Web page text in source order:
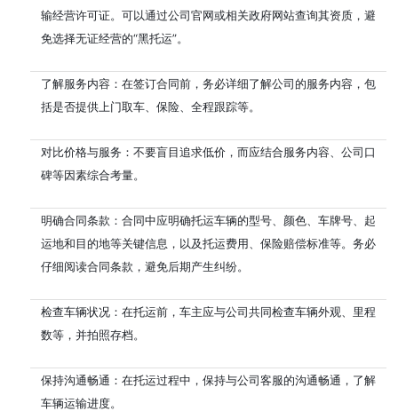
输经营许可证。可以通过公司官网或相关政府网站查询其资质，避
免选择无证经营的“黑托运”。
了解服务内容：在签订合同前，务必详细了解公司的服务内容，包
括是否提供上门取车、保险、全程跟踪等。
对比价格与服务：不要盲目追求低价，而应结合服务内容、公司口
碑等因素综合考量。
明确合同条款：合同中应明确托运车辆的型号、颜色、车牌号、起
运地和目的地等关键信息，以及托运费用、保险赔偿标准等。务必
仔细阅读合同条款，避免后期产生纠纷。
检查车辆状况：在托运前，车主应与公司共同检查车辆外观、里程
数等，并拍照存档。
保持沟通畅通：在托运过程中，保持与公司客服的沟通畅通，了解
车辆运输进度。